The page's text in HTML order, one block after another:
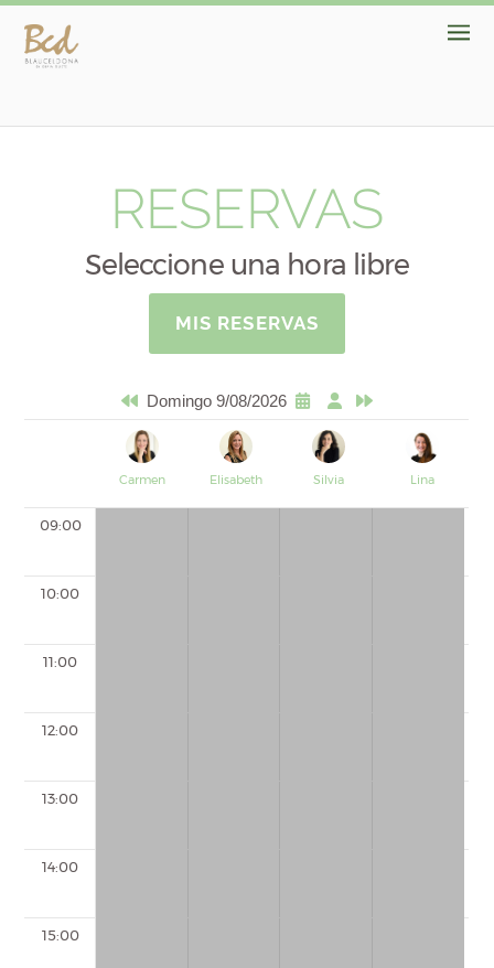
RESERVAS
Seleccione una hora libre
MIS RESERVAS
Domingo 9/08/2026
Carmen Elisabeth Silvia Lina
09:00
10:00
11:00
12:00
13:00
14:00
15:00